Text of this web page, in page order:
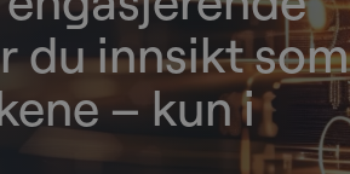
du innsikt som
– kun i